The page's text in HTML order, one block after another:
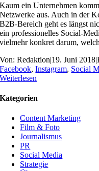
Kaum ein Unternehmen
Netzwerke aus. Auch in der
B2B-Bereich geht es längst
ein professionelles Social-
vielmehr konkret darum,
Von:Redaktion|19. Juni 2018|
Facebook,Instagram, Social
Weiterlesen
Kategorien
Content Marketing
Film & Foto
Journalismus
PR
Social Media
Strategie